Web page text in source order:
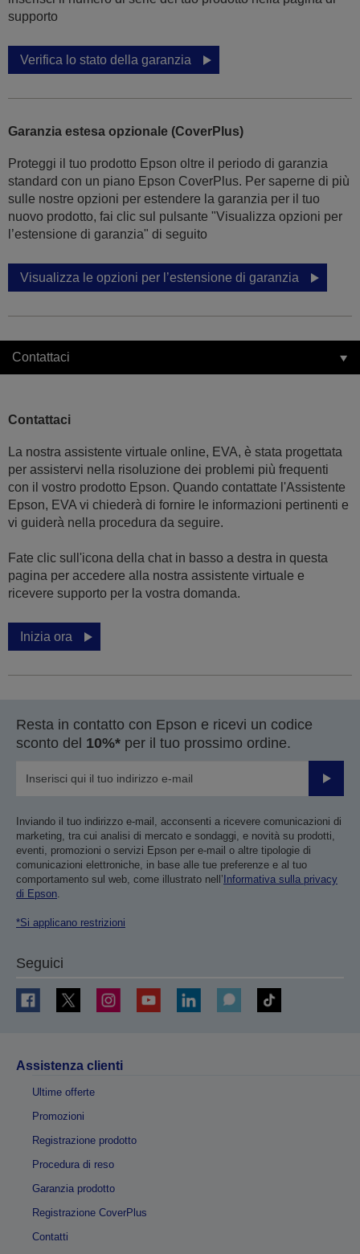
supporto
Verifica lo stato della garanzia
Garanzia estesa opzionale (CoverPlus)
Proteggi il tuo prodotto Epson oltre il periodo di garanzia
standard con un piano Epson CoverPlus. Per saperne di più
sulle nostre opzioni per estendere la garanzia per il tuo
nuovo prodotto, fai clic sul pulsante "Visualizza opzioni per
l’estensione di garanzia" di seguito
Visualizza le opzioni per l’estensione di garanzia
Contattaci
Contattaci
La nostra assistente virtuale online, EVA, è stata progettata
per assistervi nella risoluzione dei problemi più frequenti
con il vostro prodotto Epson. Quando contattate l'Assistente
Epson, EVA vi chiederà di fornire le informazioni pertinenti e
vi guiderà nella procedura da seguire.
Fate clic sull'icona della chat in basso a destra in questa
pagina per accedere alla nostra assistente virtuale e
ricevere supporto per la vostra domanda.
Inizia ora
Resta in contatto con Epson e ricevi un codice
sconto del 10%* per il tuo prossimo ordine.
Invia
Inviando il tuo indirizzo e-mail, acconsenti a ricevere comunicazioni di
marketing, tra cui analisi di mercato e sondaggi, e novità su prodotti,
eventi, promozioni o servizi Epson per e-mail o altre tipologie di
comunicazioni elettroniche, in base alle tue preferenze e al tuo
comportamento sul web, come illustrato nell’ Informativa sulla privacy
di Epson.
*Si applicano restrizioni
Seguici
Assistenza clienti
Ultime offerte
Promozioni
Registrazione prodotto
Procedura di reso
Garanzia prodotto
Registrazione CoverPlus
Contatti